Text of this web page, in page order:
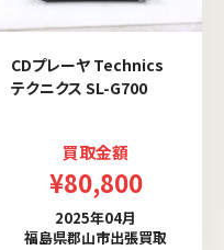
CDプレーヤ Technics
テクニクス SL-G700
買取金額
¥80,800
2025年04月
福島県郡山市出張買取